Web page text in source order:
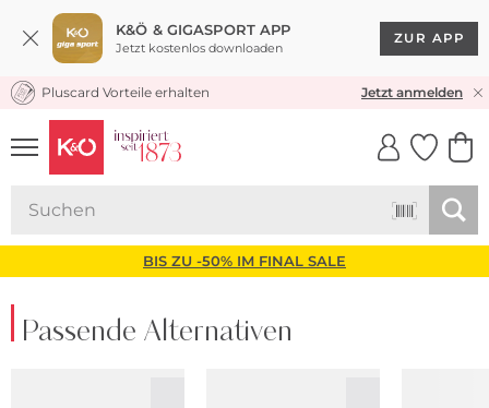
K&Ö & GIGASPORT APP
Jetzt kostenlos downloaden
ZUR APP
KOSTENLOSER VERSAND* & RÜCKVERSAND
Pluscard Vorteile erhalten Jetzt anmelden
UNSERE APP
CLICK &
BIS ZU -50% IM FINAL SALE
Passende Alternativen